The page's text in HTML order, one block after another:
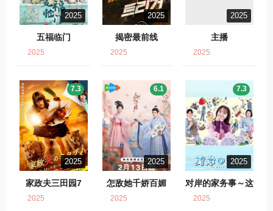
2025
五福临门
2025
2025
揭密最前线
2025
2025
主播
2025
2025
家政夫三田园7
7.3
2025
2025
怎敌她千娇百媚
6.1
2025
2025
对岸的家务事～这
就是我的生存之
7.3
2025